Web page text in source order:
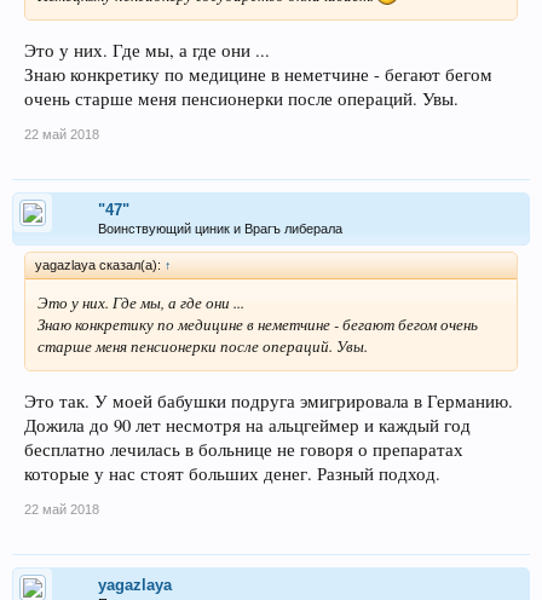
Это у них. Где мы, а где они ...
Знаю конкретику по медицине в неметчине - бегают бегом
очень старше меня пенсионерки после операций. Увы.
22 май 2018
"47"
Воинствующий циник и Врагъ либерала
yagazlaya сказал(а): ↑
Это у них. Где мы, а где они ...
Знаю конкретику по медицине в неметчине - бегают бегом очень
старше меня пенсионерки после операций. Увы.
Это так. У моей бабушки подруга эмигрировала в Германию.
Дожила до 90 лет несмотря на альцгеймер и каждый год
бесплатно лечилась в больнице не говоря о препаратах
которые у нас стоят больших денег. Разный подход.
22 май 2018
yagazlaya